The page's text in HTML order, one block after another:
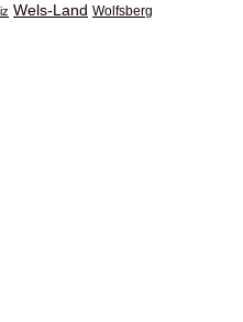
Wels-Land Wolfsberg